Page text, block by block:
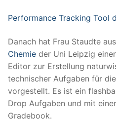
Performance Tracking Tool
Danach hat Frau Staudte
Chemie der Uni Leipzig
Editor zur Erstellung
technischer Aufgaben für
vorgestellt. Es ist ein
Drop Aufgaben und mit
Gradebook.